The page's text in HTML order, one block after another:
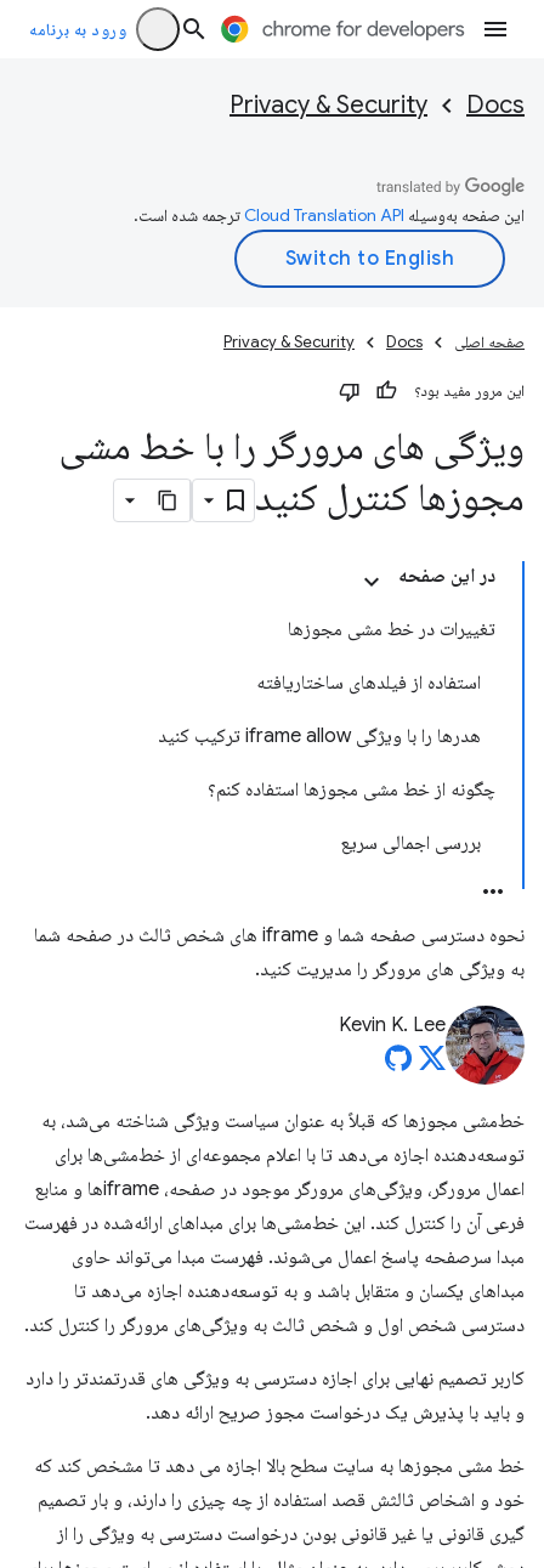
ورود به برنامه
Docs
Privacy & Security
این صفحه به‌وسیله ترجمه شده است.
صفحه اصلی Docs
Privacy & Security
این مرور مفید بود؟
ویژگی های مرورگر را با خط مشی
مجوزها کنترل کنید
در این صفحه
تغییرات در خط مشی مجوزها
استفاده از فیلدهای ساختاریافته
هدرها را با ویژگی iframe allow ترکیب کنید
چگونه از خط مشی مجوزها استفاده کنم؟
بررسی اجمالی سریع
نحوه دسترسی صفحه شما و iframe های شخص ثالث در صفحه شما
به ویژگی های مرورگر را مدیریت کنید.
Kevin K. Lee
خط‌مشی مجوزها که قبلاً به عنوان سیاست ویژگی شناخته می‌شد، به
توسعه‌دهنده اجازه می‌دهد تا با اعلام مجموعه‌ای از خط‌مشی‌ها برای
اعمال مرورگر، ویژگی‌های مرورگر موجود در صفحه، iframe‌ها و منابع
فرعی آن را کنترل کند. این خط‌مشی‌ها برای مبداهای ارائه‌شده در فهرست
مبدا سرصفحه پاسخ اعمال می‌شوند. فهرست مبدا می‌تواند حاوی
مبداهای یکسان و متقابل باشد و به توسعه‌دهنده اجازه می‌دهد تا
دسترسی شخص اول و شخص ثالث به ویژگی‌های مرورگر را کنترل کند.
کاربر تصمیم نهایی برای اجازه دسترسی به ویژگی های قدرتمندتر را دارد
و باید با پذیرش یک درخواست مجوز صریح ارائه دهد.
خط مشی مجوزها به سایت سطح بالا اجازه می دهد تا مشخص کند که
خود و اشخاص ثالثش قصد استفاده از چه چیزی را دارند، و بار تصمیم
گیری قانونی یا غیر قانونی بودن درخواست دسترسی به ویژگی را از